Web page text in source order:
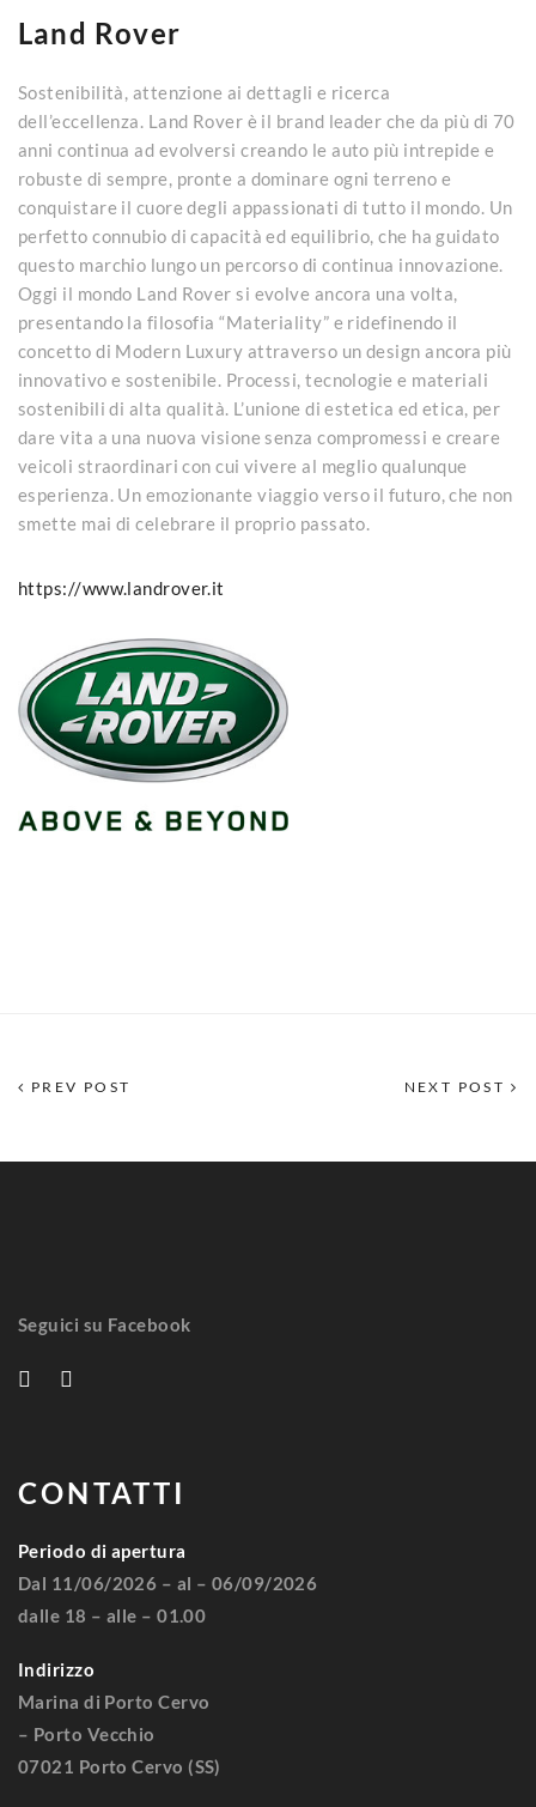
Land Rover
Sostenibilità, attenzione ai dettagli e ricerca
dell’eccellenza. Land Rover è il brand leader che da più di 70
anni continua ad evolversi creando le auto più intrepide e
robuste di sempre, pronte a dominare ogni terreno e
conquistare il cuore degli appassionati di tutto il mondo. Un
perfetto connubio di capacità ed equilibrio, che ha guidato
questo marchio lungo un percorso di continua innovazione.
Oggi il mondo Land Rover si evolve ancora una volta,
presentando la filosofia “Materiality” e ridefinendo il
concetto di Modern Luxury attraverso un design ancora più
innovativo e sostenibile. Processi, tecnologie e materiali
sostenibili di alta qualità. L’unione di estetica ed etica, per
dare vita a una nuova visione senza compromessi e creare
veicoli straordinari con cui vivere al meglio qualunque
esperienza. Un emozionante viaggio verso il futuro, che non
smette mai di celebrare il proprio passato.
https://www.landrover.it
PREV POST NEXT POST
Seguici su Facebook
CONTATTI
Periodo di apertura
Dal 11/06/2026 – al – 06/09/2026
dalle 18 – alle – 01.00
Indirizzo
Marina di Porto Cervo
– Porto Vecchio
07021 Porto Cervo (SS)